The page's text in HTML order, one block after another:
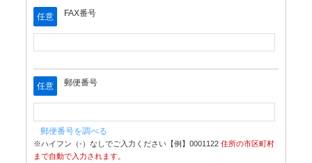
任意 FAX番号
任意 郵便番号
郵便番号を調べる
※ハイフン（-）なしでご入力ください【例】0001122住所の市区町村
まで自動で入力されます。